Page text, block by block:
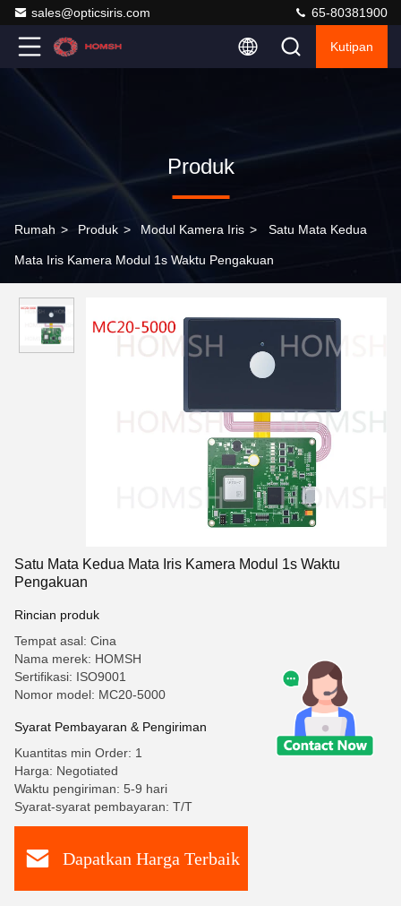
sales@opticsiris.com 65-80381900
Kutipan
Produk
Rumah > Produk > Modul Kamera Iris > Satu Mata Kedua
Mata Iris Kamera Modul 1s Waktu Pengakuan
Satu Mata Kedua Mata Iris Kamera Modul 1s Waktu
Pengakuan
Rincian produk
Tempat asal: Cina
Nama merek: HOMSH
Sertifikasi: ISO9001
Nomor model: MC20-5000
Syarat Pembayaran & Pengiriman
Kuantitas min Order: 1
Harga: Negotiated
Waktu pengiriman: 5-9 hari
Syarat-syarat pembayaran: T/T
Dapatkan Harga Terbaik